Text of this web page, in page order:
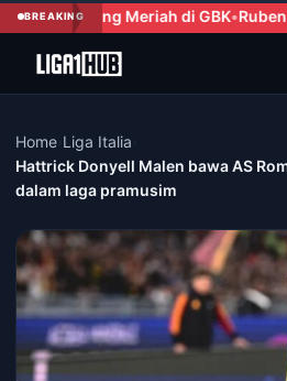
BREAKING
di GBK Ruben Amorim Soroti
Home Liga Italia
Hattrick Donyell Malen bawa AS
dalam laga pramusim